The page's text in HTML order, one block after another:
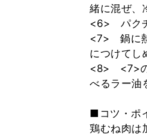
緒に混ぜ、
<6> パクチ
<7> 鍋に熱
につけてし
<8> <7>の
べるラー油
■コツ・ポ
鶏むね肉は